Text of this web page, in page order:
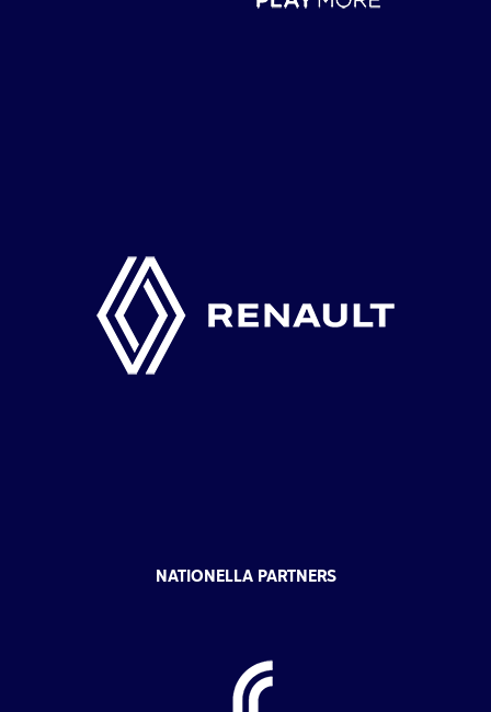
NATIONELLA PARTNERS